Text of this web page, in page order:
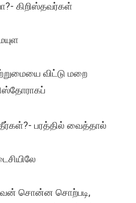
கிறிஸ்தவர்கள்
விட்டு மறை
பரத்தில் வைத்தால்
சொன்ன சொற்படி,